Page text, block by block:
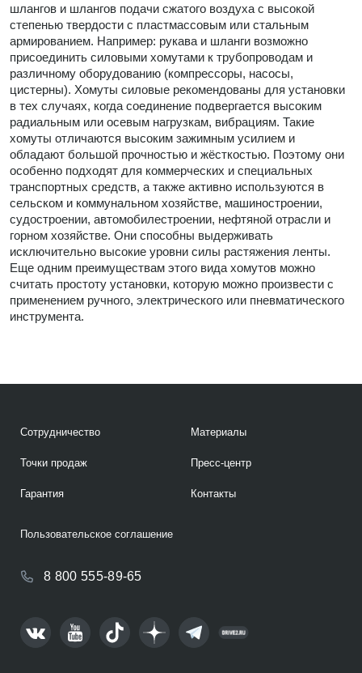
шлангов и шлангов подачи сжатого воздуха с высокой
степенью твердости с пластмассовым или стальным
армированием. Например: рукава и шланги возможно
присоединить силовыми хомутами к трубопроводам и
различному оборудованию (компрессоры, насосы,
цистерны). Хомуты силовые рекомендованы для установки
в тех случаях, когда соединение подвергается высоким
радиальным или осевым нагрузкам, вибрациям. Такие
хомуты отличаются высоким зажимным усилием и
обладают большой прочностью и жёсткостью. Поэтому они
особенно подходят для коммерческих и специальных
транспортных средств, а также активно используются в
сельском и коммунальном хозяйстве, машиностроении,
судостроении, автомобилестроении, нефтяной отрасли и
горном хозяйстве. Они способны выдерживать
исключительно высокие уровни силы растяжения ленты.
Еще одним преимуществам этого вида хомутов можно
считать простоту установки, которую можно произвести с
применением ручного, электрического или пневматического
инструмента.
Сотрудничество
Точки продаж
Гарантия
Материалы
Пресс-центр
Контакты
8 800 555-89-65
Пользовательское соглашение